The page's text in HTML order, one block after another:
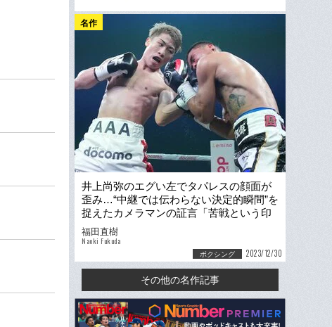
名作
井上尚弥のエグい左でタパレスの顔面が
歪み…“中継では伝わらない決定的瞬間”を
捉えたカメラマンの証言「苦戦という印
象はまったくない」
福田直樹
Naoki Fukuda
ボクシング 2023/12/30
その他の名作記事